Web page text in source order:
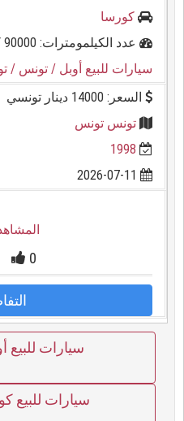
كورسا
عدد الكيلمومترات: 90000 كم
سيارات للبيع أوبل / تونس /
السعر: 14000 دينار تونسي
تونس تونس
1998
0
سيارات
سيارات للبيع